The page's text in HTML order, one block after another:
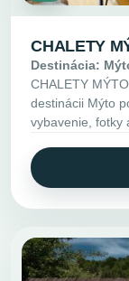
CHALETY
Destinácia:
CHALETY
destinácii Mýto
vybavenie, fotky